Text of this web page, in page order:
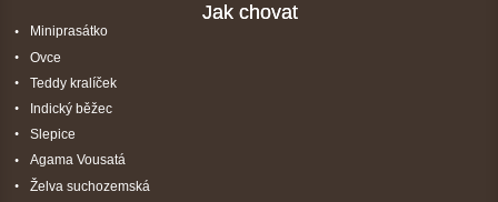
Jak chovat
Miniprasátko
Ovce
Teddy kralíček
Indický běžec
Slepice
Agama Vousatá
Želva suchozemská